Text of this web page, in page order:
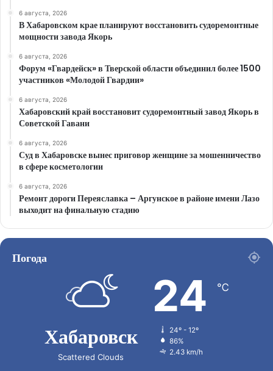
6 августа, 2026
В Хабаровском крае планируют восстановить судоремонтные
мощности завода Якорь
6 августа, 2026
Форум «Гвардейск» в Тверской области объединил более 1500
участников «Молодой Гвардии»
6 августа, 2026
Хабаровский край восстановит судоремонтный завод Якорь в
Советской Гавани
6 августа, 2026
Суд в Хабаровске вынес приговор женщине за мошенничество
в сфере косметологии
6 августа, 2026
Ремонт дороги Переяславка – Аргунское в районе имени Лазо
выходит на финальную стадию
Погода
Хабаровск
Scattered Clouds
24 ℃
24º - 12º
86%
2.43 km/h